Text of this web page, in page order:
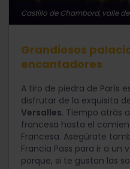
Castillo de Chambord, valle
Grandiosos
encantadores
A tiro de piedra de París
disfrutar de la exquisita
Versalles. Tiempo atrás
francesa hasta el
Francesa. Asegúrate
Francia Pass para ir a
porque, si te gustan las